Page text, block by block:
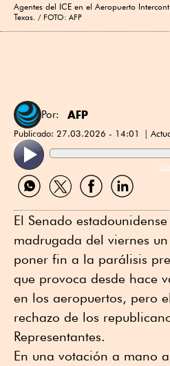
Agentes del ICE en el Aeropuerto
Texas.
FOTO: AFP
Por: AFP
Publicado: 27.03.2026 - 14:01
Compartir
por
Compartir
por
Compartir
por
Compartir
por
El Senado
madrugada del viernes
poner fin a la parálisis
que provoca desde hace
en los aeropuertos, pero
rechazo de los
Representantes.
En una votación a mano